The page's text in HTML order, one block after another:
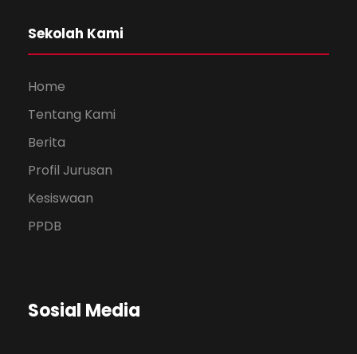
Sekolah Kami
Home
Tentang Kami
Berita
Profil Jurusan
Kesiswaan
PPDB
Sosial Media